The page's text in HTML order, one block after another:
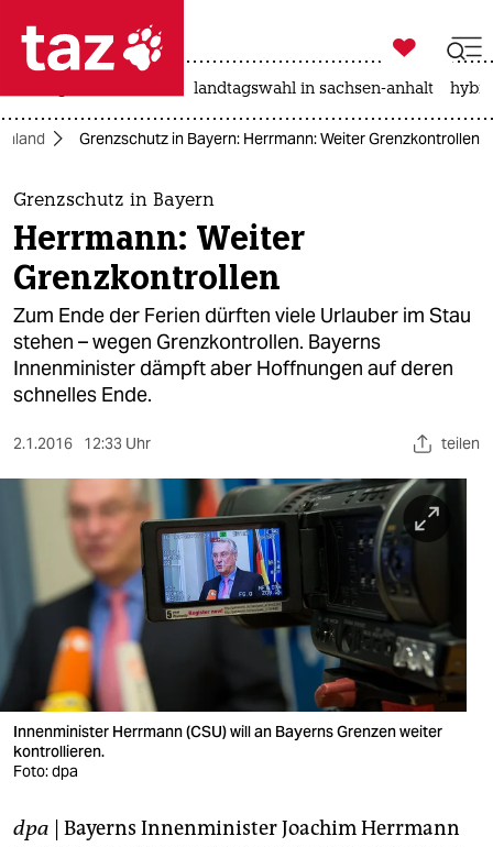
 taz zahl ich
taz zahl ich
themen
politik
öko
gesellschaft
kultur
sport
berlin
wahrheit
verlag
verlag
veranstaltungen
shop
fragen & hilfe

taz zahl ich
landtagswahl in sachsen-anhalt
Grenzschutz in Bayern: Herrmann: Weiter Grenzkontrollen
Grenzschutz in Bayern
Herrmann: Weiter
Grenzkontrollen
Zum Ende der Ferien dürften viele Urlauber im Stau
stehen – wegen Grenzkontrollen. Bayerns
Innenminister dämpft aber Hoffnungen auf deren
schnelles Ende.
2.1.2016 12:33 Uhr teilen
Innenminister Herrmann (CSU) will an Bayerns Grenzen weiter
kontrollieren.
Foto: dpa
dpa | Bayerns Innenminister Joachim Herrmann